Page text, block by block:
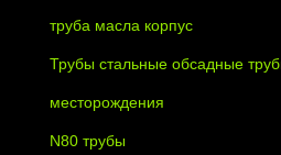
труба масла корпус
Трубы стальные обсадные
месторождения
N80 трубы